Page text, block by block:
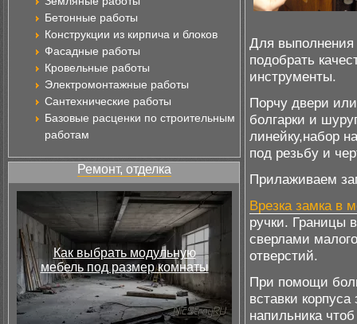
Бетонные работы
Конструкции из кирпича и блоков
Фасадные работы
Кровельные работы
Электромонтажные работы
Сантехнические работы
Базовые расценки по строительным
работам
Ремонт, отделка
Как выбрать модульную
мебель под размер комнаты
Для выполнения
подобрать
инструменты.
Порчу двери
болгарки и
линейку,набор
под резьбу и
Прилаживаем
Врезка замка в
ручки. Границы
сверлами
отверстий.
При помощи
вставки
напильника